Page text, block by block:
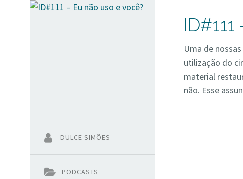
PODCASTS
DULCE SIMÕES
Uma de
utilização do
material
não. Esse